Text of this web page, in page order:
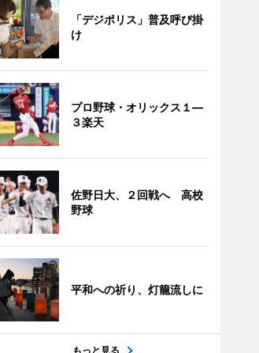
「デジポリス」普及呼び掛
け
プロ野球・オリックス１―
３楽天
佐野日大、２回戦へ 高校
野球
平和への祈り、灯籠流しに
もっと見る